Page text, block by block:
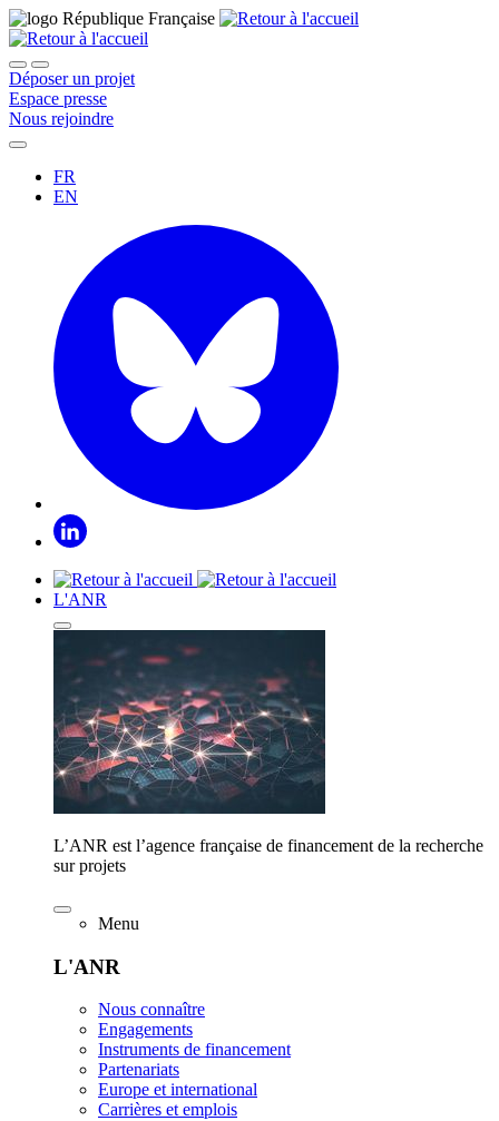
Déposer un projet
Espace presse
Nous rejoindre
FR
EN
L'ANR
L’ANR est l’agence française de financement de la recherche
sur projets
Menu
L'ANR
Nous connaître
Engagements
Instruments de financement
Partenariats
Europe et international
Carrières et emplois